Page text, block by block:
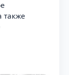
также